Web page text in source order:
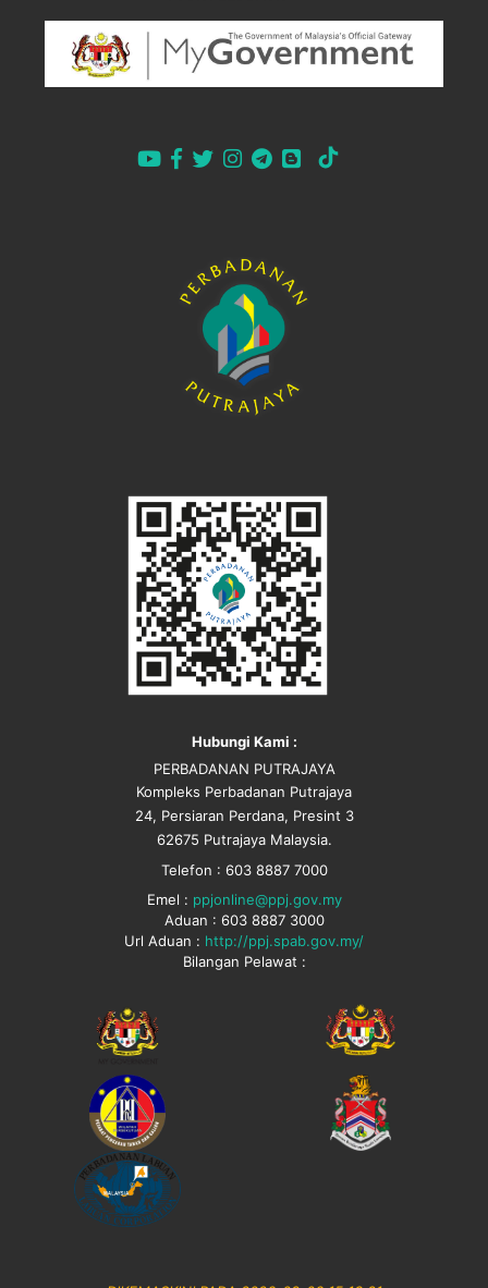
Hubungi Kami :
PERBADANAN PUTRAJAYA
Kompleks Perbadanan Putrajaya
24, Persiaran Perdana, Presint 3
62675 Putrajaya Malaysia.
Telefon : 603 8887 7000
Emel : ppjonline@ppj.gov.my
Aduan : 603 8887 3000
Url Aduan : http://ppj.spab.gov.my/
Bilangan Pelawat :